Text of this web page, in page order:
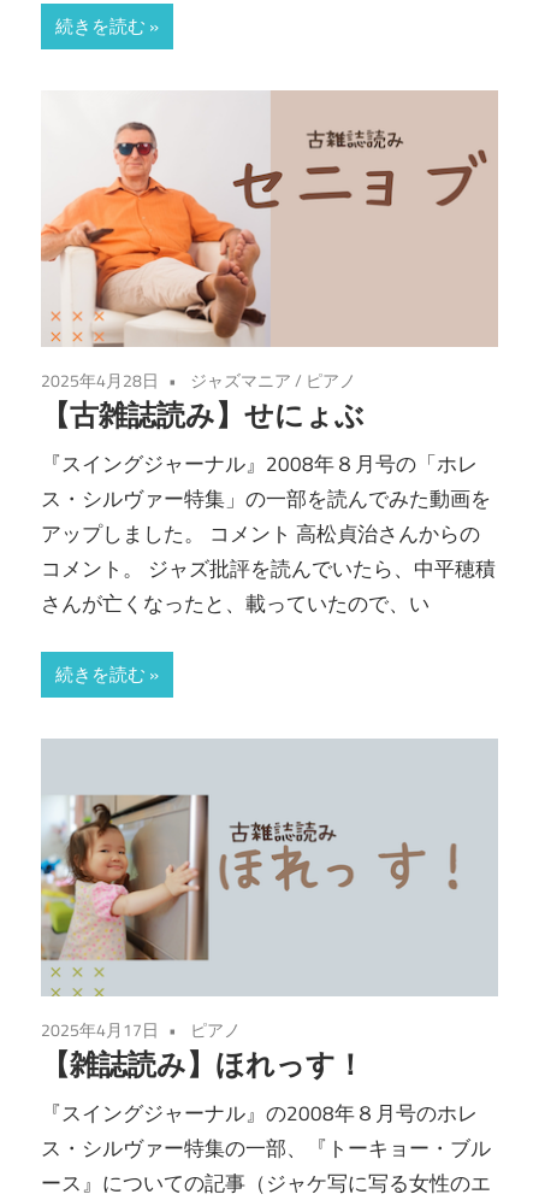
続きを読む
2025年4月28日 ジャズマニア/ ピアノ
【古雑誌読み】せにょぶ
『スイングジャーナル』2008年８月号の「ホレ
ス・シルヴァー特集」の一部を読んでみた動画を
アップしました。 コメント 高松貞治さんからの
コメント。 ジャズ批評を読んでいたら、中平穂積
さんが亡くなったと、載っていたので、い
続きを読む
2025年4月17日 ピアノ
【雑誌読み】ほれっす！
『スイングジャーナル』の2008年８月号のホレ
ス・シルヴァー特集の一部、『トーキョー・ブル
ース』についての記事（ジャケ写に写る女性のエ